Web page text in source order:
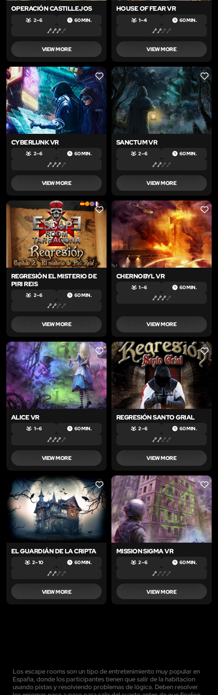
OPERACIÓN CASTILLEJOS
2 – 6 60 MIN.
VIEW MORE
HOUSE OF FEAR VR
1 – 4 60 MIN.
VIEW MORE
LIKE
CYBERLUNK VR
2 – 6 60 MIN.
VIEW MORE
LIKE
SANCTUM VR
2 – 6 60 MIN.
VIEW MORE
LIKE
REGRESIÓN EL MISTERIO DE
PIRI REIS
2 – 6 60 MIN.
VIEW MORE
LIKE
CHERNOBYL VR
1 – 6 60 MIN.
VIEW MORE
LIKE
ALICE VR
1 – 6 60 MIN.
VIEW MORE
LIKE
REGRESIÓN SANTO GRIAL
2 – 6 60 MIN.
VIEW MORE
LIKE
EL GUARDIÁN DE LA CRIPTA
2 – 10 60 MIN.
VIEW MORE
LIKE
MISSION SIGMA VR
2 – 6 60 MIN.
VIEW MORE
Los escape rooms son un tipo de entretenimiento muy popular en
España, donde los participantes tienen que salir de la habitacion
usando pistas y resolviendo problemas de lógica. Deben resolver